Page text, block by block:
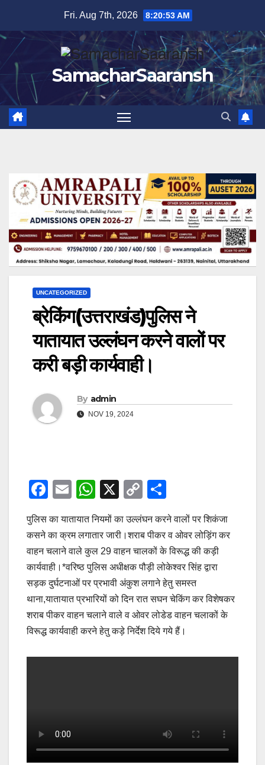
content
Fri. Aug 7th, 2026 8:20:54 AM
SamacharSaaransh
UNCATEGORIZED
ब्रेकिंग(उत्तराखंड)पुलिस ने
यातायात उल्लंघन करने वालों पर
करी बड़ी कार्यवाही।
By admin
NOV 19, 2024
F
c
e
b
o
o
k
E
ail
W
at
s
A
p
p
X
C
p
y
Li
n
k
h
ar
e
पुलिस का यातायात नियमों का उल्लंघन करने वालों पर शिकंजा
कसने का क्रम लगातार जारी।शराब पीकर व ओवर लोड़िंग कर
वाहन चलाने वाले कुल 29 वाहन चालकों के विरूद्ध की कड़ी
कार्यवाही।*वरिष्ठ पुलिस अधीक्षक पौड़ी लोकेश्वर सिंह द्वारा
सड़क दुर्घटनाओं पर प्रभावी अंकुश लगाने हेतु समस्त
थाना,यातायात प्रभारियों को दिन रात सघन चेकिंग कर विशेषकर
शराब पीकर वाहन चलाने वाले व ओवर लोडेड वाहन चलाकों के
विरूद्ध कार्यवाही करने हेतु कड़े निर्देश दिये गये हैं।